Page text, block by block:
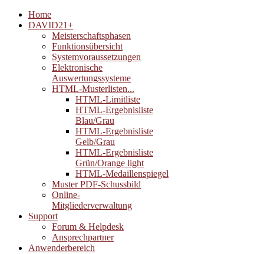
Home
DAVID21+
Meisterschaftsphasen
Funktionsübersicht
Systemvoraussetzungen
Elektronische
Auswertungssysteme
HTML-Musterlisten...
HTML-Limitliste
HTML-Ergebnisliste
Blau/Grau
HTML-Ergebnisliste
Gelb/Grau
HTML-Ergebnisliste
Grün/Orange light
HTML-Medaillenspiegel
Muster PDF-Schussbild
Online-
Mitgliederverwaltung
Support
Forum & Helpdesk
Ansprechpartner
Anwenderbereich